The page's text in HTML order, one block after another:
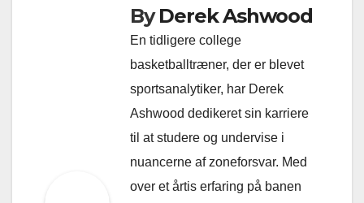
ByDerek Ashwood
En tidligere college
basketballtræner, der er blevet
sportsanalytiker, har Derek
Ashwood dedikeret sin karriere
til at studere og undervise i
nuancerne af zoneforsvar. Med
over et årtis erfaring på banen